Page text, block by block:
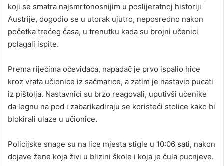
koji se smatra najsmrtonosnijim u poslijeratnoj historiji
Austrije, dogodio se u utorak ujutro, neposredno nakon
početka trećeg časa, u trenutku kada su brojni učenici
polagali ispite.
Prema riječima očevidaca, napadač je prvo ispalio hice
kroz vrata učionice iz sačmarice, a zatim je nastavio pucati
iz pištolja. Nastavnici su brzo reagovali, uputivši učenike
da legnu na pod i zabarikadiraju se koristeći stolice kako bi
blokirali ulaze u učionice.
Policijske snage su na lice mjesta stigle u 10:06 sati, nakon
dojave žene koja živi u blizini škole i koja je čula pucnjeve.